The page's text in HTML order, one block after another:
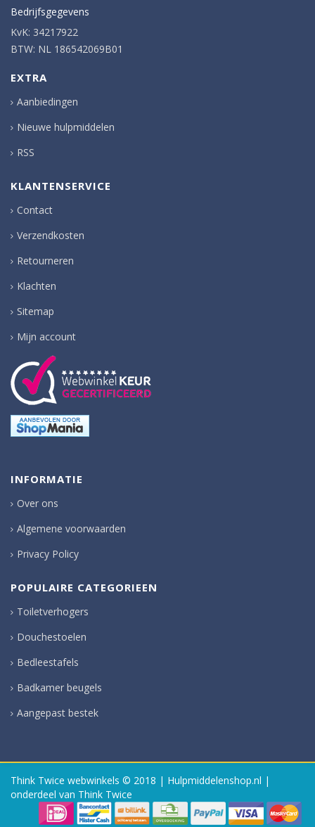
Bedrijfsgegevens
KvK: 34217922
BTW: NL 186542069B01
EXTRA
Aanbiedingen
Nieuwe hulpmiddelen
RSS
KLANTENSERVICE
Contact
Verzendkosten
Retourneren
Klachten
Sitemap
Mijn account
INFORMATIE
Over ons
Algemene voorwaarden
Privacy Policy
POPULAIRE CATEGORIEEN
Toiletverhogers
Douchestoelen
Bedleestafels
Badkamer beugels
Aangepast bestek
Think Twice webwinkels © 2018 | Hulpmiddelenshop.nl |
onderdeel van Think Twice